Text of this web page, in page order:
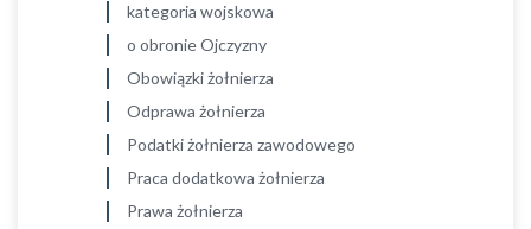
kategoria wojskowa
o obronie Ojczyzny
Obowiązki żołnierza
Odprawa żołnierza
Podatki żołnierza zawodowego
Praca dodatkowa żołnierza
Prawa żołnierza